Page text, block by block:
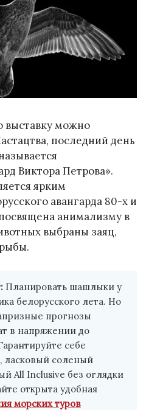
выставку можно
последний день
Виктора Петрова».
ярким
авангарда 80-х и
анимализму в
выбраны заяц,
Планировать шашлыки у
белорусского лета. Но
прогнозы
в напряжении до
себе
ласковый соленый
All Inclusive без оглядки
открыта удобная
морских туров